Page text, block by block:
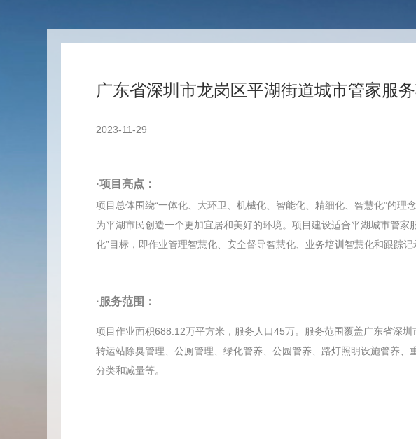
广东省深圳市龙岗区平湖街道城市管家服务
2023-11-29
·项目亮点：
项目总体围绕“一体化、大环卫、机械化、智能化、精细化、智慧化”的
为平湖市民创造一个更加宜居和美好的环境。项目建设适合平湖城市管
化”目标，即作业管理智慧化、安全督导智慧化、业务培训智慧化和跟踪记
·服务范围：
项目作业面积688.12万平方米，服务人口45万。服务范围覆盖广东省深
转运站除臭管理、公厕管理、绿化管养、公园管养、路灯照明设施管养
分类和减量等。